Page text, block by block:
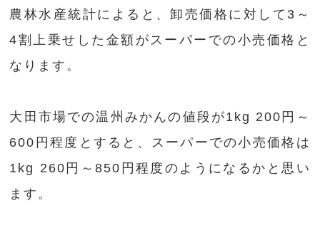
農林水産統計によると、卸売価格に対して3～
4割上乗せした金額がスーパーでの小売価格と
なります。
大田市場での温州みかんの値段が1kg 200円～
600円程度とすると、スーパーでの小売価格は
1kg 260円～850円程度のようになるかと思い
ます。